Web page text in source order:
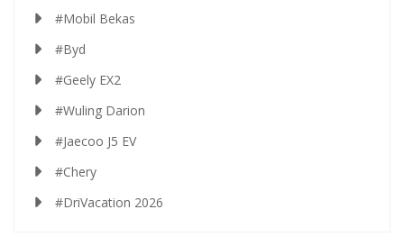
#Mobil Bekas
#Byd
#Geely EX2
#Wuling Darion
#Jaecoo J5 EV
#Chery
#DriVacation 2026